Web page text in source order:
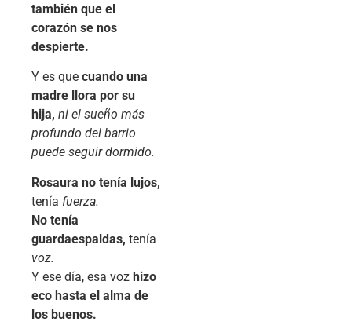
también que el
corazón se nos
despierte.
Y es que cuando una
madre llora por su
hija, ni el sueño más
profundo del barrio
puede seguir dormido.
Rosaura no tenía lujos,
tenía fuerza.
No tenía
guardaespaldas, tenía
voz.
Y ese día, esa voz hizo
eco hasta el alma de
los buenos.